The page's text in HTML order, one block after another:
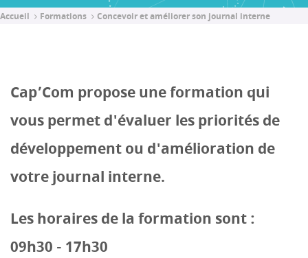
Accueil Formations Concevoir et améliorer son journal interne
Cap’Com propose une formation qui
vous permet d'évaluer les priorités de
développement ou d'amélioration de
votre journal interne.
Les horaires de la formation sont :
09h30 - 17h30